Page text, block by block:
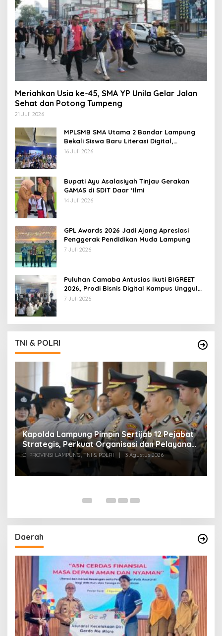
Meriahkan Usia ke-45, SMA YP Unila Gelar Jalan
Sehat dan Potong Tumpeng
21 Juli 2026
MPLSMB SMA Utama 2 Bandar Lampung
Bekali Siswa Baru Literasi Digital,
Jurnalistik, dan Etika Bermedia Sosial
16 Juli 2026
Bupati Ayu Asalasiyah Tinjau Gerakan
GAMAS di SDIT Daar ‘Ilmi
14 Juli 2026
GPL Awards 2026 Jadi Ajang Apresiasi
Penggerak Pendidikan Muda Lampung
7 Juli 2026
Puluhan Camaba Antusias Ikuti BIGREET
2026, Prodi Bisnis Digital Kampus Unggul
IIB Darmajaya Hadirkan Deretan
7 Juli 2026
TNI & POLRI
Kapolda Lampung Pimpin Sertijab 12 Pejabat
Strategis, Perkuat Organisasi dan Pelayanan
Polri Presisi
Di PROVINSI LAMPUNG, TNI & POLRI 3 Agustus 2026
Daerah